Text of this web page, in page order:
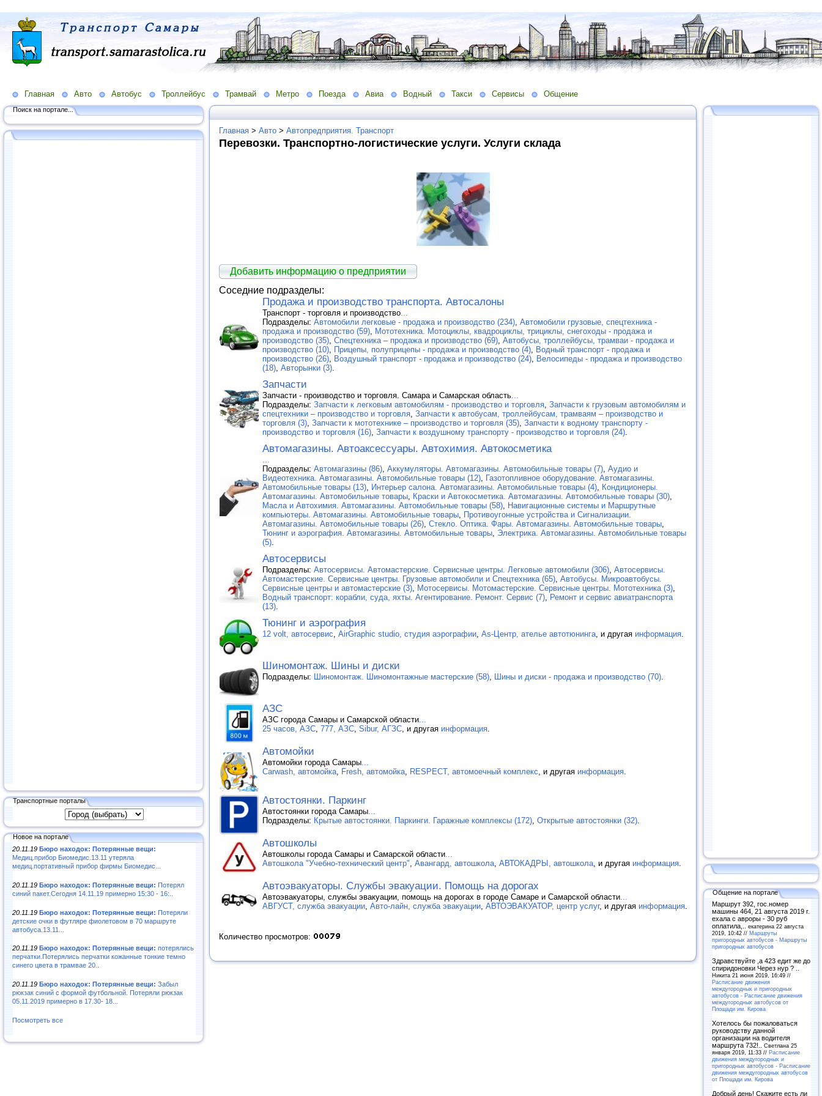
Главная Авто Автобус Троллейбус Трамвай Метро Поезда Авиа Водный Такси Сервисы Общение
Поиск на портале...
Транспортные порталы
Новое на портале
20.11.19 Бюро находок: Потерянные вещи:
Медиц.прибор Биомедис.13.11 утеряла
медиц.портативный прибор фирмы Биомедис...
20.11.19 Бюро находок: Потерянные вещи: Потерял
синий пакет.Сегодня 14.11.19 примерно 15:30 - 16:..
20.11.19 Бюро находок: Потерянные вещи: Потеряли
детские очки в футляре фиолетовом в 70 маршруте
автобуса.13.11...
20.11.19 Бюро находок: Потерянные вещи: потерялись
перчатки.Потерялись перчатки кожанные тонкие темно
синего цвета в трамвае 20..
20.11.19 Бюро находок: Потерянные вещи: Забыл
рюкзак синий с формой футбольной. Потеряли рюкзак
05.11.2019 примерно в 17.30- 18...
Посмотреть все
Главная > Авто > Автопредприятия. Транспорт
Перевозки. Транспортно-логистические услуги. Услуги склада
Добавить информацию о предприятии
Соседние подразделы:
Продажа и производство транспорта. Автосалоны
Транспорт - торговля и производство
Подразделы: Автомобили легковые - продажа и производство (234) Автомобили грузовые, спецтехника -
продажа и производство (59) Мототехника. Мотоциклы, квадроциклы, трициклы, снегоходы - продажа и
производство (35) Спецтехника – продажа и производство (69) Автобусы, троллейбусы, трамваи - продажа и
производство (10) Прицепы, полуприцепы - продажа и производство (4) Водный транспорт - продажа и
производство (26) Воздушный транспорт - продажа и производство (24) Велосипеды - продажа и производство
(18) Авторынки (3)
Запчасти
Запчасти - производство и торговля. Самара и Самарская область
Подразделы: Запчасти к легковым автомобилям - производство и торговля Запчасти к грузовым автомобилям и
спецтехники – производство и торговля Запчасти к автобусам, троллейбусам, трамваям – производство и
торговля (3) Запчасти к мототехнике – производство и торговля (35) Запчасти к водному транспорту -
производство и торговля (16) Запчасти к воздушному транспорту - производство и торговля (24)
Автомагазины. Автоаксессуары. Автохимия. Автокосметика
Подразделы: Автомагазины (86) Аккумуляторы. Автомагазины. Автомобильные товары (7) Аудио и
Видеотехника. Автомагазины. Автомобильные товары (12) Газотопливное оборудование. Автомагазины.
Автомобильные товары (13) Интерьер салона. Автомагазины. Автомобильные товары (4) Кондиционеры.
Автомагазины. Автомобильные товары Краски и Автокосметика. Автомагазины. Автомобильные товары (30)
Масла и Автохимия. Автомагазины. Автомобильные товары (58) Навигационные системы и Маршрутные
компьютеры. Автомагазины. Автомобильные товары Противоугонные устройства и Сигнализации.
Автомагазины. Автомобильные товары (26) Cтекло. Оптика. Фары. Автомагазины. Автомобильные товары
Тюнинг и аэрография. Автомагазины. Автомобильные товары Электрика. Автомагазины. Автомобильные товары
(5)
Автосервисы
Подразделы: Автосервисы. Автомастерские. Сервисные центры. Легковые автомобили (306) Автосервисы.
Автомастерские. Сервисные центры. Грузовые автомобили и Спецтехника (65) Автобусы. Микроавтобусы.
Сервисные центры и автомастерские (3) Мотосервисы. Мотомастерские. Сервисные центры. Мототехника (3)
Водный транспорт: корабли, суда, яхты. Агентирование. Ремонт. Сервис (7) Ремонт и сервис авиатранспорта
(13)
Тюнинг и аэрография
12 volt, автосервис AirGraphic studio, студия аэрографии As-Центр, ателье автотюнинга , и другая информация
Шиномонтаж. Шины и диски
Подразделы: Шиномонтаж. Шиномонтажные мастерские (58) Шины и диски - продажа и производство (70)
АЗС
АЗС города Самары и Самарской области
25 часов, АЗС 777, АЗС Sibur, АГЗС , и другая информация
Автомойки
Автомойки города Самары
Carwash, автомойка Fresh, автомойка RESPECT, автомоечный комплекс , и другая информация
Автостоянки. Паркинг
Автостоянки города Самары
Подразделы: Крытые автостоянки. Паркинги. Гаражные комплексы (172) Открытые автостоянки (32)
Автошколы
Автошколы города Самары и Самарской области
Автошкола "Учебно-технический центр" Авангард, автошкола АВТОКАДРЫ, автошкола , и другая информация
Автоэвакуаторы. Службы эвакуации. Помощь на дорогах
Автоэвакуаторы, службы эвакуации, помощь на дорогах в городе Самаре и Самарской области
АВГУСТ, служба эвакуации Авто-лайн, служба эвакуации АВТОЭВАКУАТОР, центр услуг, и другая информация
Количество просмотров:
Общение на портале
Маршрут 392, гос.номер
машины 464, 21 августа 2019 г.
ехала с авроры - 30 руб
оплатила,.. екатерина 22 августа
2019, 10:42 // Маршруты
пригородных автобусов - Маршруты
пригородных автобусов
Здравствуйте ,а 423 едит же до
спиридоновки Через нур ? ..
Никита 21 июня 2019, 16:49 //
Расписание движения
междугородных и пригородных
автобусов - Расписание движения
междугородных автобусов от
Площади им. Кирова
Хотелось бы пожаловаться
руководству данной
организации на водителя
маршрута 732!.. Светлана 25
января 2019, 11:33 // Расписание
движения междугородных и
пригородных автобусов - Расписание
движения междугородных автобусов
от Площади им. Кирова
Добрый день! Скажите есть ли